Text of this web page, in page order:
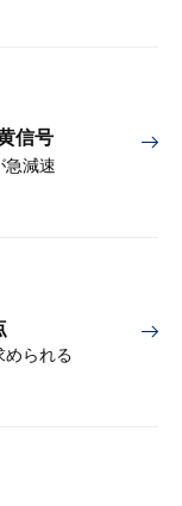
信号
急減速
められる